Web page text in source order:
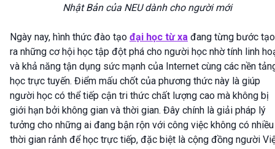
Nhật Bản của NEU dành cho người mới
Ngày nay, hình thức đào tạo đại học từ xa đang từng bước tạo
ra những cơ hội học tập đột phá cho người học nhờ tính linh
và khả năng tận dụng sức mạnh của Internet cùng các nền
học trực tuyến. Điểm mấu chốt của phương thức này là giúp
người học có thể tiếp cận tri thức chất lượng cao mà không bị
giới hạn bởi không gian và thời gian. Đây chính là giải pháp lý
tưởng cho những ai đang bận rộn với công việc không có nhiều
thời gian rảnh để học trực tiếp, đặc biệt là cộng đồng người